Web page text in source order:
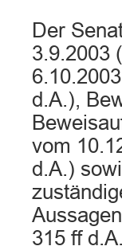
Der
3.9.2003
d.A.),
vom
d.A.)
315 ff